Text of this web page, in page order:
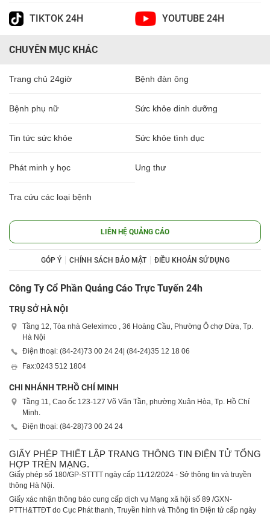
TIKTOK 24H YOUTUBE 24H
CHUYÊN MỤC KHÁC
Trang chủ 24giờ Bệnh đàn ông
Bệnh phụ nữ Sức khỏe dinh dưỡng
Tin tức sức khỏe Sức khỏe tình dục
Phát minh y học Ung thư
Tra cứu các loại bệnh
LIÊN HỆ QUẢNG CÁO
GÓP Ý CHÍNH SÁCH BẢO MẬT ĐIỀU KHOẢN SỬ DỤNG
Công Ty Cổ Phần Quảng Cáo Trực Tuyến 24h
TRỤ SỞ HÀ NỘI
Tầng 12, Tòa nhà Geleximco , 36 Hoàng Cầu, Phường Ô chợ Dừa, Tp.
Hà Nội
Điện thoại: (84-24)73 00 24 24| (84-24)35 12 18 06
Fax:0243 512 1804
CHI NHÁNH TP.HỒ CHÍ MINH
Tầng 11, Cao ốc 123-127 Võ Văn Tần, phường Xuân Hòa, Tp. Hồ Chí
Minh.
Điện thoại: (84-28)73 00 24 24
GIẤY PHÉP THIẾT LẬP TRANG THÔNG TIN ĐIỆN TỬ TỔNG
HỢP TRÊN MẠNG.
Giấy phép số 180/GP-STTTT ngày cấp 11/12/2024 - Sở thông tin và truyền
thông Hà Nội.
Giấy xác nhận thông báo cung cấp dịch vụ Mạng xã hội số 89 /GXN-
PTTH&TTĐT do Cục Phát thanh, Truyền hình và Thông tin Điện tử cấp ngày